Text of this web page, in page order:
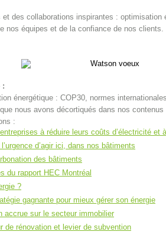
des collaborations inspirantes :
nos équipes et de la confiance de nos clients.
:
énergétique : COP30, normes
nous avons décortiqués dans nos
:
à réduire leurs coûts d’électricité et
d’agir ici, dans nos bâtiments
des bâtiments
du rapport HEC Montréal
?
gagnante pour mieux gérer son énergie
sur le secteur immobilier
de rénovation et levier de subvention